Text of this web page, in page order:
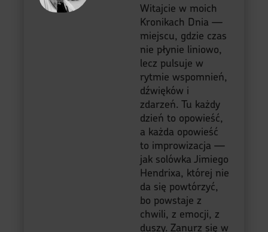
Witajcie w moich
Kronikach Dnia —
miejscu, gdzie czas
nie płynie liniowo,
lecz pulsuje w
rytmie wspomnień,
dźwięków i
zdarzeń. Tu każdy
dzień to opowieść,
a każda opowieść
to improwizacja —
jak solówka Jimiego
Hendrixa, której nie
da się powtórzyć,
bo powstaje z
chwili, z emocji, z
duszy. Zanurz się w